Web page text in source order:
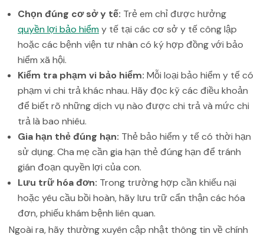
Chọn đúng cơ sở y tế: Trẻ em chỉ được hưởng
quyền lợi bảo hiểmy tế tại các cơ sở y tế công lập
hoặc các bệnh viện tư nhân có ký hợp đồng với bảo
hiểm xã hội.
Kiểm tra phạm vi bảo hiểm: Mỗi loại bảo hiểm y tế có
phạm vi chi trả khác nhau. Hãy đọc kỹ các điều khoản
để biết rõ những dịch vụ nào được chi trả và mức chi
trả là bao nhiêu.
Gia hạn thẻ đúng hạn: Thẻ bảo hiểm y tế có thời hạn
sử dụng. Cha mẹ cần gia hạn thẻ đúng hạn để tránh
gián đoạn quyền lợi của con.
Lưu trữ hóa đơn: Trong trường hợp cần khiếu nại
hoặc yêu cầu bồi hoàn, hãy lưu trữ cẩn thận các hóa
đơn, phiếu khám bệnh liên quan.
Ngoài ra, hãy thường xuyên cập nhật thông tin về chính